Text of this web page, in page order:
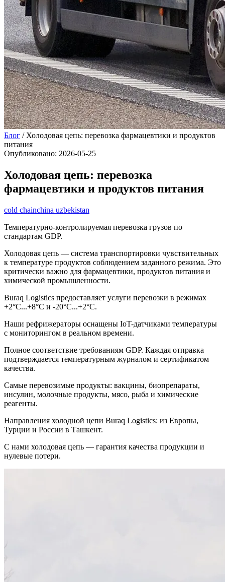
Блог / Холодовая цепь: перевозка фармацевтики и продуктов
питания
Опубликовано: 2026-05-25
Холодовая цепь: перевозка
фармацевтики и продуктов питания
cold chainchina uzbekistan
Температурно-контролируемая перевозка грузов по
стандартам GDP.
Холодовая цепь — система транспортировки чувствительных
к температуре продуктов соблюдением заданного режима. Это
критически важно для фармацевтики, продуктов питания и
химической промышленности.
Buraq Logistics предоставляет услуги перевозки в режимах
+2°C...+8°C и -20°C...+2°C.
Наши рефрижераторы оснащены IoT-датчиками температуры
с мониторингом в реальном времени.
Полное соответствие требованиям GDP. Каждая отправка
подтверждается температурным журналом и сертификатом
качества.
Самые перевозимые продукты: вакцины, биопрепараты,
инсулин, молочные продукты, мясо, рыба и химические
реагенты.
Направления холодной цепи Buraq Logistics: из Европы,
Турции и России в Ташкент.
С нами холодовая цепь — гарантия качества продукции и
нулевые потери.